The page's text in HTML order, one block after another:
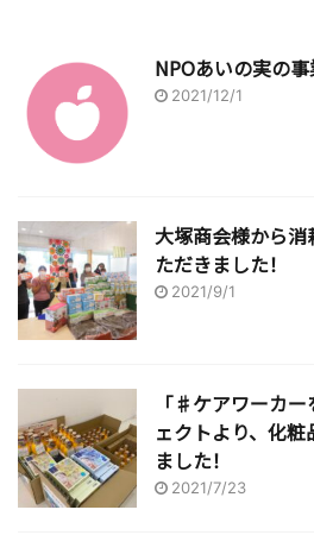
NPOあいの実の
2021/12/1
大塚商会様から
ただきました！
2021/9/1
「♯ケアワーカ
ェクトより、化
ました！
2021/7/23